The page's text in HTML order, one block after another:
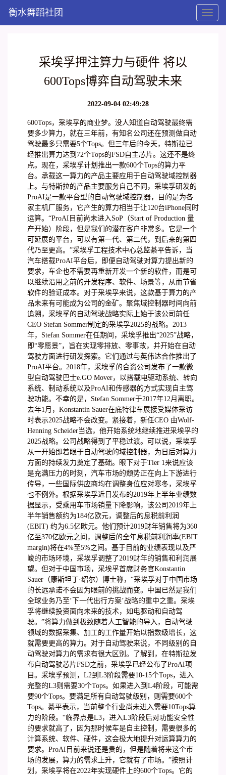
Toggle
衡水舞蹈社团
采埃孚押注算力与硬件 将以
600Tops博弈自动驾驶未来
2022-09-04 02:49:28
600Tops，采埃孚的商业梦。没人知道自动驾驶最终需
要多少算力，就在三年前，有知名公司还在预测做自动
驾驶最多只需要5个Tops。但三年后的今天，特斯拉已
经推出算力达到72个Tops的FSD自主芯片。这还不是终
点。现在，采埃孚计划推出一款600个Tops的算力平
台。承载这一算力的产品主要应用于自动驾驶域控制器
上。与特斯拉的产品主要服务自己不同，采埃孚研发的
ProAI是一款平台型的自动驾驶域控制器，目的是为各
家主机厂服务，它产生的算力相当于让120台iPhone同时
运算。“ProAI目前尚未进入SoP（Start of Production 量
产开始）阶段，但是我们的潜在客户非常多。它是一个
可延展的平台，可以有第一代、第二代，到后来的第四
代乃至更高。”采埃孚工程技术中心总监綦平告诉，当
汽车搭载ProAI平台后，即便自动驾驶对算力提出新的
要求，车企也不需要再重新开发一个新的软件，而是可
以继续沿用之前的开发程序、软件、场景等，从而节省
软件的验证成本。对于采埃孚来说，这款基于算力的产
品未来有可能成为公司的金矿。聚焦域控制器时间向前
追溯，采埃孚的自动驾驶战略实际上始于该公司前任
CEO Stefan Sommer制定的采埃孚2025的战略。2013
年，Stefan Sommer在任期间，采埃孚推出“2025”战略，
即“零愿景”，旨在实现零排放、零事故，并开始在自动
驾驶方面进行研发探索。它们通过与英伟达合作推出了
ProAI平台。2018年，采埃孚的合资公司发布了一款微
型自动驾驶巴士e.GO Mover，以搭载电驱动系统、转向
系统、制动系统以及ProAI和传感器的方式实现自主驾
驶功能。不幸的是，Stefan Sommer于2017年12月离职。
去年1月，Konstantin Sauer在底特律车展接受媒体采访
时表示2025战略不会改变。紧接着，新任CEO 由Wolf-
Henning Scheider当选，他开始系统地继续推进采埃孚的
2025战略。公司战略得到了平稳过渡。可以说，采埃孚
从一开始即着眼于自动驾驶的域控制器，为日后对算力
方面的持续发力奠定了基础。眼下对于Tier 1来说应该
是充满压力的时刻，汽车市场的颓势正在向上下游进行
传导，一些国际供应商均在调整身位应对寒冬，采埃孚
也不例外。根据采埃孚近日发布的2019年上半年业绩数
据显示，受乘用车市场销量下降影响，该公司2019年上
半年销售额约为184亿欧元，调整后的息税前利润
(EBIT) 约为6.5亿欧元。他们预计2019财年销售将为360
亿至370亿欧元之间，调整后的全年息税前利润率(EBIT
margin)将在4%至5%之间。基于目前的业绩表现以及严
峻的市场环境，采埃孚调整了2019财年的销售和利润展
望。但对于中国市场，采埃孚首席财务官Konstantin
Sauer（康斯坦丁·绍尔）博士称，“采埃孚对于中国市场
的长远承诺不会因为眼前的挑战而变。中国已然是我们
全球业务乃至‘下一代出行方案’战略的重中之重。采埃
孚将继续投资面向未来的技术，如电驱动和自动驾
驶。”将算力做到极致随着人工智能的导入，自动驾驶
领域的数据采集、加工的工作量开始以指数级增长，这
就需要更高的算力。对于自动驾驶来说，不同级别的自
动驾驶对算力的需求有很大区别。了解到，在特斯拉发
布自动驾驶芯片FSD之前，采埃孚已经公布了ProAI项
目。采埃孚预测，L2到L3阶段需要10-15个Tops，进入
完整的L3则需要30个Tops。如果进入到L4阶段，可能需
要90个Tops。要满足所有自动驾驶级别，则需要600个
Tops。綦平表示，当前整个行业尚未进入需要10Tops算
力的阶段。“临界点是L3，进入L3阶段后对功能安全性
的要求就高了，因为那时候车是自主控制，需要很多的
计算系统、软件、硬件，这会极大地提升对运算算力的
要求。ProAI目前来说还是贵的，但是随着将来这个市
场的发展，算力的需求上升，它就有了市场。”按照计
划，采埃孚将在2022年实现硬件上的600个Tops。它的